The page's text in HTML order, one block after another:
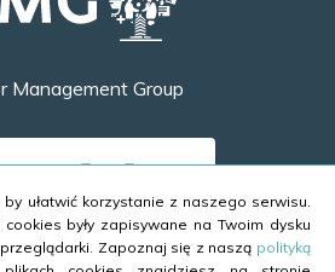
Godziny otwarcia
Kontakt
Management Group
SIĘ WIĘCEJ
ułatwić korzystanie z naszego serwisu.
były zapisywane na Twoim dysku
Zapoznaj się z naszą polityką